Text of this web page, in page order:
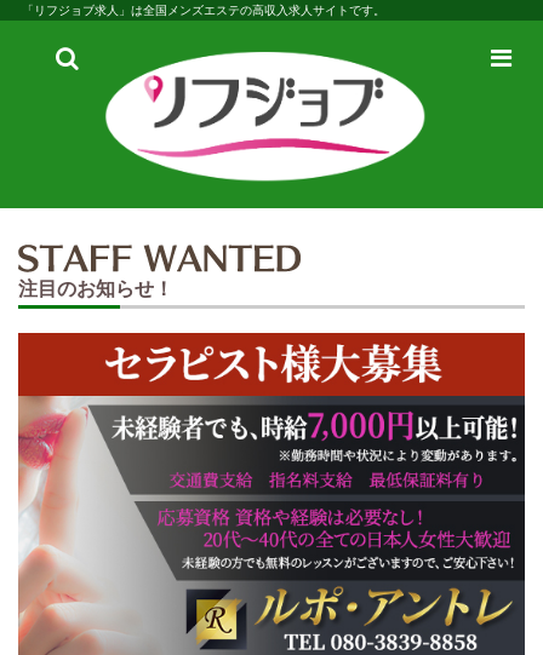
「リフジョブ求人」は全国メンズエステの高収入求人サイトです。
検
メ
注目のお知らせ！